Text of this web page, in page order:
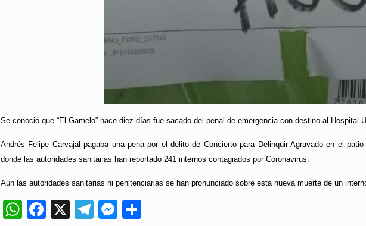
Se conoció que “El Gamelo” hace diez días fue sacado del penal de emergencia con destino al Hospital
Andrés Felipe Carvajal pagaba una pena por el delito de Concierto para Delinquir Agravado en el
donde las autoridades sanitarias han reportado 241 internos contagiados por Coronavirus.
Aún las autoridades sanitarias ni penitenciarias se han pronunciado sobre esta nueva muerte de un
WhatsApp
Facebook
X Telegram
Messenger